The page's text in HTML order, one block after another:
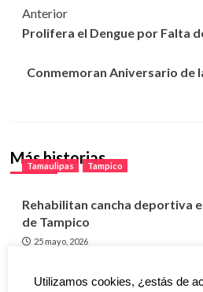
Navegación
de
entradas
Anterior
Prolifera el Dengue por Falta
Conmemoran Aniversario de
Más historias
Tamaulipas Tampico
Rehabilitan cancha deportiva
de Tampico
25 mayo, 2026
Utilizamos cookies, ¿estás de